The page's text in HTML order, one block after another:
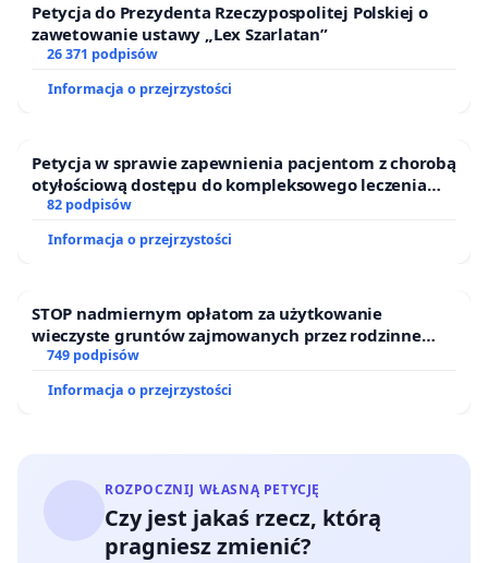
Petycja do Prezydenta Rzeczypospolitej Polskiej o
zawetowanie ustawy „Lex Szarlatan”
26 371 podpisów
Informacja o przejrzystości
Petycja w sprawie zapewnienia pacjentom z chorobą
otyłościową dostępu do kompleksowego leczenia
oraz programów profilaktycznych.
82 podpisów
Informacja o przejrzystości
STOP nadmiernym opłatom za użytkowanie
wieczyste gruntów zajmowanych przez rodzinne
ogrody działkowe.
749 podpisów
Informacja o przejrzystości
ROZPOCZNIJ WŁASNĄ PETYCJĘ
Czy jest jakaś rzecz, którą
pragniesz zmienić?